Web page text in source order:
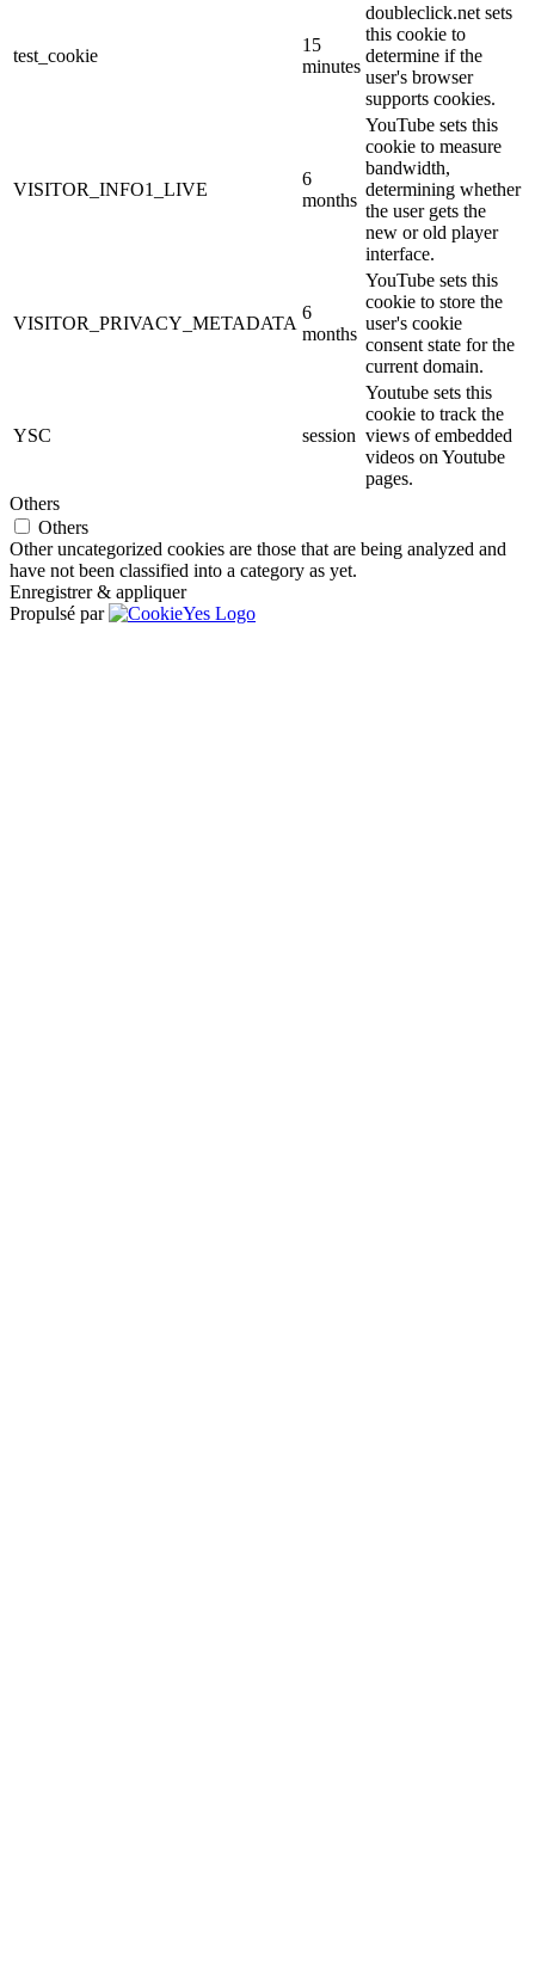
test_cookie
15
minutes
doubleclick.net sets
this cookie to
determine if the
user's browser
supports cookies.
VISITOR_INFO1_LIVE
6
months
YouTube sets this
cookie to measure
bandwidth,
determining whether
the user gets the
new or old player
interface.
VISITOR_PRIVACY_METADATA
6
months
YouTube sets this
cookie to store the
user's cookie
consent state for the
current domain.
YSC session
Youtube sets this
cookie to track the
views of embedded
videos on Youtube
pages.
Others
Others
Other uncategorized cookies are those that are being analyzed and
have not been classified into a category as yet.
Enregistrer & appliquer
Propulsé par